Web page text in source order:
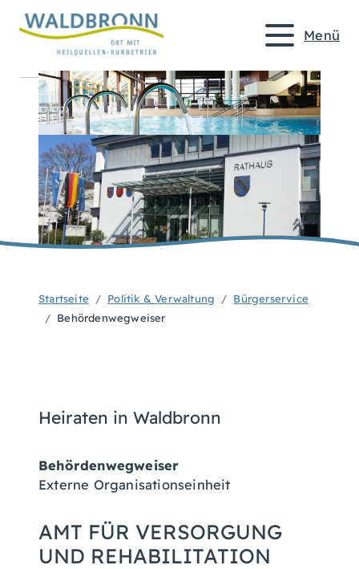
Menü
Startseite Politik & Verwaltung
Bürgerservice
Behördenwegweiser
Heiraten in Waldbronn
Behördenwegweiser
Externe Organisationseinheit
AMT FÜR VERSORGUNG
UND REHABILITATION